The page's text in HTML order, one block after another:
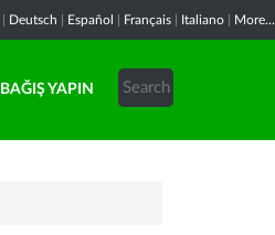
Deutsch Español Français Italiano More...
BAĞIŞ YAPIN